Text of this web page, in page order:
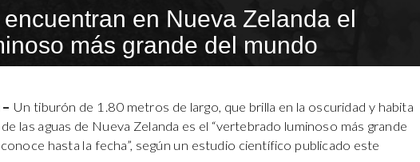
en Nueva Zelanda el
más grande del mundo
Un tiburón de 1.80 metros de largo, que brilla en la oscuridad y habita
las aguas de Nueva Zelanda es el “vertebrado luminoso más grande
hasta la fecha”, según un estudio científico publicado este